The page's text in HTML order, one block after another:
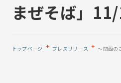
事業と強み
拠点案内
イートアンドグループ会社一覧
株式会社アールベイカー
ブランド一覧
まぜそば」
トップページ プレスリリース ～関西の